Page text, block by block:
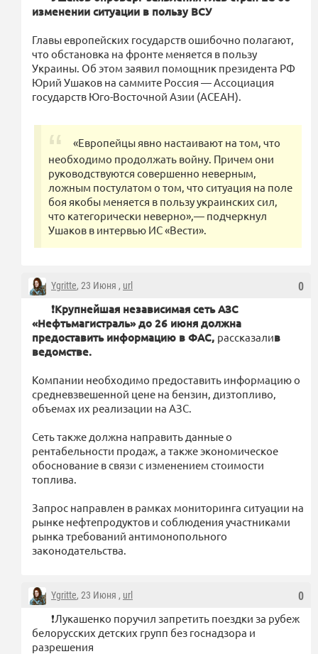
изменении ситуации в пользу ВСУ
Главы европейских государств ошибочно полагают,
что обстановка на фронте меняется в пользу
Украины. Об этом заявил помощник президента РФ
Юрий Ушаков на саммите Россия — Ассоциация
государств Юго-Восточной Азии (АСЕАН).
«Европейцы явно настаивают на том, что
необходимо продолжать войну. Причем они
руководствуются совершенно неверным,
ложным постулатом о том, что ситуация на поле
боя якобы меняется в пользу украинских сил,
что категорически неверно»,— подчеркнул
Ушаков в интервью ИС «Вести».
0
Ygritte, 23 Июня , url
❗️Крупнейшая независимая сеть АЗС
«Нефтьмагистраль» до 26 июня должна
предоставить информацию в ФАС, рассказалив
ведомстве.
Компании необходимо предоставить информацию о
средневзвешенной цене на бензин, дизтопливо,
объемах их реализации на АЗС.
Сеть также должна направить данные о
рентабельности продаж, а также экономическое
обоснование в связи с изменением стоимости
топлива.
Запрос направлен в рамках мониторинга ситуации на
рынке нефтепродуктов и соблюдения участниками
рынка требований антимонопольного
законодательства.
0
Ygritte, 23 Июня , url
❗️Лукашенко поручил запретить поездки за рубеж
белорусских детских групп без госнадзора и
разрешения